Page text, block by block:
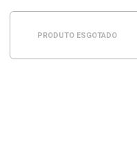
PRODUTO ESGOTADO